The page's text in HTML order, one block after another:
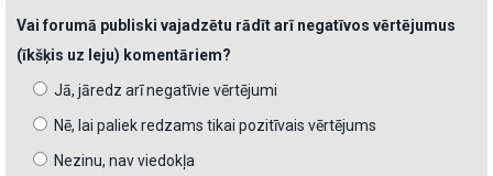
Vai forumā publiski vajadzētu rādīt arī negatīvos vērtējumus
(īkšķis uz leju) komentāriem?
Jā, jāredz arī negatīvie vērtējumi
Nē, lai paliek redzams tikai pozitīvais vērtējums
Nezinu, nav viedokļa